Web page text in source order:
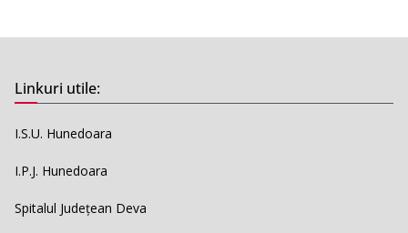
Linkuri utile:
I.S.U. Hunedoara
I.P.J. Hunedoara
Spitalul Județean Deva